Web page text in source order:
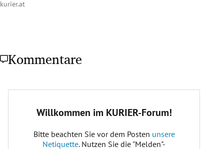
kurier.at
Kommentare